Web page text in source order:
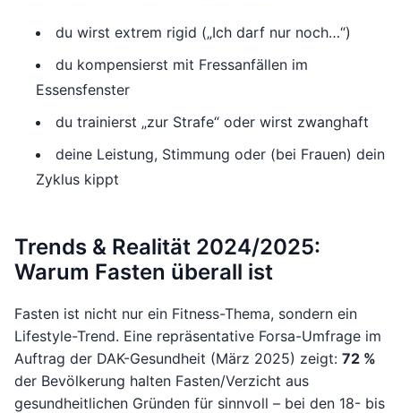
du wirst extrem rigid („Ich darf nur noch…“)
du kompensierst mit Fressanfällen im
Essensfenster
du trainierst „zur Strafe“ oder wirst zwanghaft
deine Leistung, Stimmung oder (bei Frauen) dein
Zyklus kippt
Trends & Realität 2024/2025:
Warum Fasten überall ist
Fasten ist nicht nur ein Fitness-Thema, sondern ein
Lifestyle-Trend. Eine repräsentative Forsa-Umfrage im
Auftrag der DAK-Gesundheit (März 2025) zeigt: 72 %
der Bevölkerung halten Fasten/Verzicht aus
gesundheitlichen Gründen für sinnvoll – bei den 18- bis